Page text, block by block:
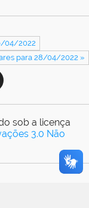
04/2022
para 28/04/2022 »
sob a licença
3.0 Não